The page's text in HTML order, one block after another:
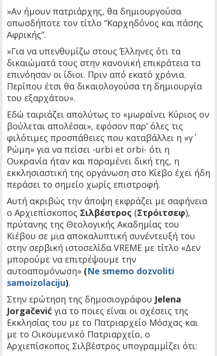
»Αν ήμουν πατριάρχης, θα δημιουργούσα
οπωσδήποτε τον τίτλο “Καρχηδόνος και πάσης
Αφρικής”.
»Για να υπενθυμίζω στους Έλληνες ότι τα
δικαιώματά τους στην κανονική επικράτεια τα
επινόησαν οι ίδιοι. Πριν από εκατό χρόνια.
Περίπου έτσι θα δικαιολογούσα τη δημιουργία
του εξαρχάτου».
Εδώ ταιριάζει απολύτως το «μωραίνει Κύριος ον
βούλεται απολέσαι», εφόσον παρ’ όλες τις
φιλότιμες προσπάθειες που καταβάλλει η «γ΄
Ρώμη» για να πείσει -urbi et orbi- ότι η
Ουκρανία ήταν και παραμένει δική της, η
εκκλησιαστική της οργάνωση στο Κίεβο έχει ήδη
περάσει το σημείο χωρίς επιστροφή.
Αυτή ακριβώς την άποψη εκφράζει με σαφήνεια
ο Αρχιεπίσκοπος Σιλβέστρος (Στρόιτσεφ),
πρύτανης της Θεολογικής Ακαδημίας του
Κιέβου σε μια αποκαλυπτική συνέντευξή του
στην σερβική ιστοσελίδα VREME με τίτλο «Δεν
μπορούμε να επιτρέψουμε την
αυτοαπομόνωση» (Ne smemo dozvoliti
samoizolaciju).
Στην ερώτηση της δημοσιογράφου Jelena
Jorgačević για το ποιες είναι οι σχέσεις της
Εκκλησίας του με το Πατριαρχείο Μόσχας και
με το Οικουμενικό Πατριαρχείο, ο
Αρχιεπίσκοπος Σιλβέστρος υπογραμμίζει ότι: